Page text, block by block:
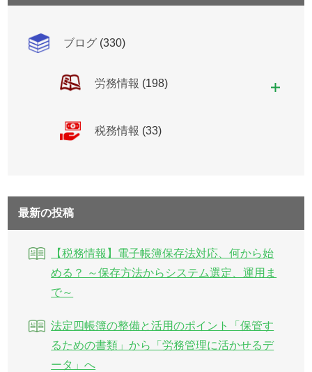
ブログ (330)
労務情報 (198)
税務情報 (33)
最新の投稿
【税務情報】電子帳簿保存法対応、何から始
める？ ～保存方法からシステム選定、運用ま
で～
法定四帳簿の整備と活用のポイント「保管す
るための書類」から「労務管理に活かせるデ
ータ」へ